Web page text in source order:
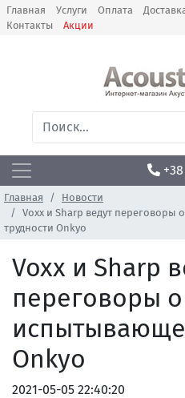
Главная Услуги Оплата
Контакты
Акции
Главная
Новости
Voxx и Sharp ведут
трудности Onkyo
Voxx и Sharp
переговоры
Onkyo
2021-05-05 22:40:20